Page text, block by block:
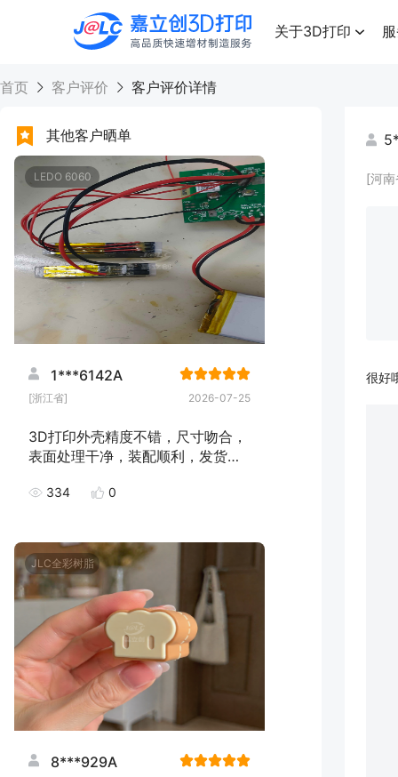
高品质快速增材制造服务
关于3D打印
首页 客户评价 客户评价详情
其他客户晒单
LEDO 6060
1***6142A
[浙江省] 2026-07-25
3D打印外壳精度不错，尺寸吻合，
表面处理干净，装配顺利，发货速
334 0
JLC全彩树脂
8***929A
[河
很好